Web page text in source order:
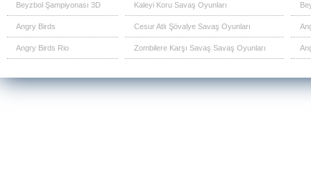
Beyzbol Şampiyonası 3D
Angry Birds
Angry Birds Rio
Kaleyi Koru Savaş Oyunları
Cesur Atlı Şövalye Savaş Oyunları
Zombilere Karşı Savaş Savaş Oyunları